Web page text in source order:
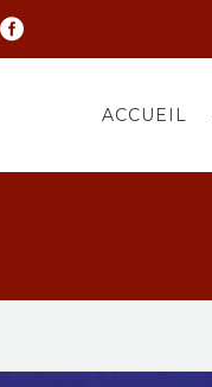
ACCUEIL